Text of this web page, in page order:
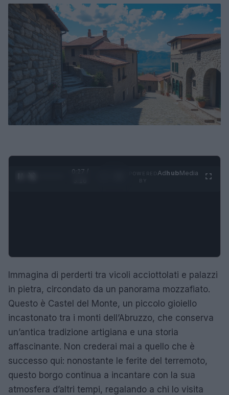
0:28 /
AdhubMedia
Immagina di perderti tra vicoli acciottolati e palazzi
in pietra, circondato da un panorama mozzafiato.
Questo è Castel del Monte, un piccolo gioiello
incastonato tra i monti dell’Abruzzo, che conserva
un’antica tradizione artigiana e una storia
affascinante. Non crederai mai a quello che è
successo qui: nonostante le ferite del terremoto,
questo borgo continua a incantare con la sua
atmosfera d’altri tempi, regalando a chi lo visita